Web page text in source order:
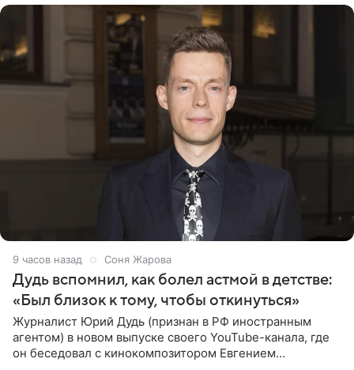
9 часов назад Соня Жарова
Дудь вспомнил, как болел астмой в детстве:
«Был близок к тому, чтобы откинуться»
Журналист Юрий Дудь (признан в РФ иностранным
агентом) в новом выпуске своего YouTube-канала, где
он беседовал с кинокомпозитором Евгением